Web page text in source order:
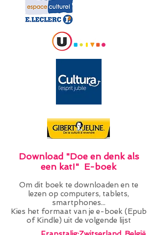
Download "Doe en denk als
een kat!" E-boek
Om dit boek te downloaden en te
lezen op computers, tablets,
smartphones...
Kies het formaat van je e-boek (Epub
of Kindle) uit de volgende lijst